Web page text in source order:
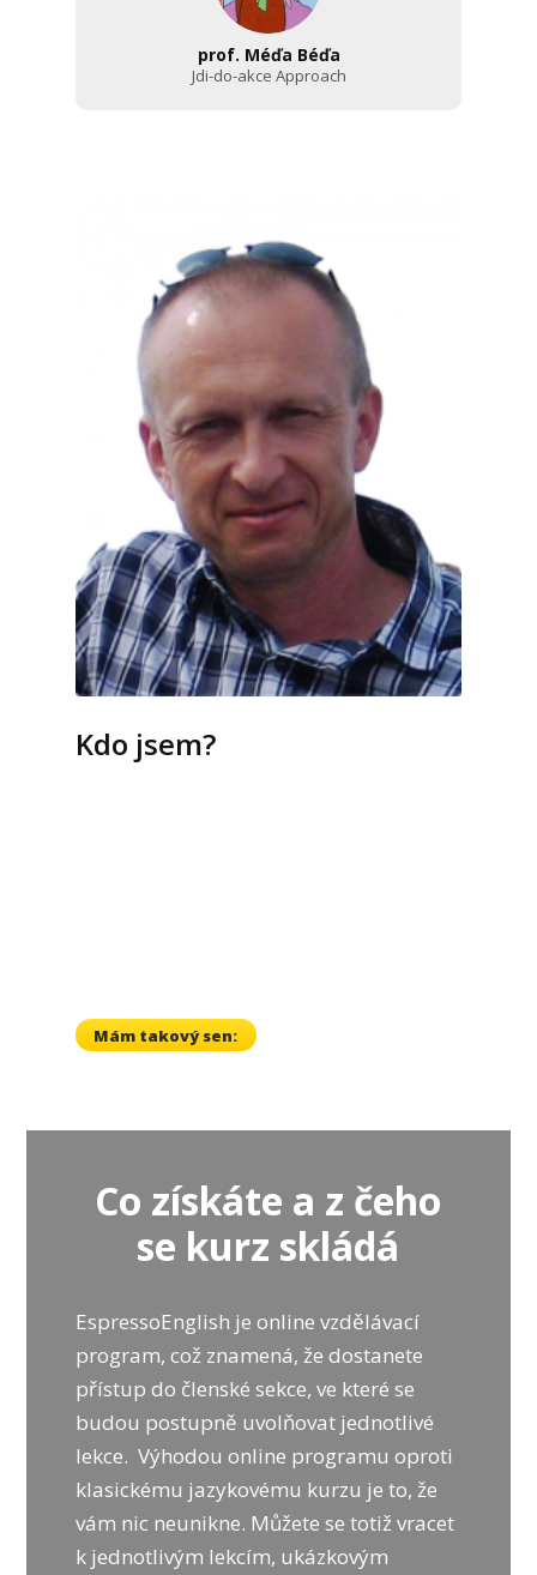
prof. Méďa Béďa
Jdi-do-akce Approach
Kdo jsem?
Mám takový sen:
Co získáte a z čeho
se kurz skládá
EspressoEnglish je online vzdělávací
program, což znamená, že dostanete
přístup do členské sekce, ve které se
budou postupně uvolňovat jednotlivé
lekce. Výhodou online programu oproti
klasickému jazykovému kurzu je to, že
vám nic neunikne. Můžete se totiž vracet
k jednotlivým lekcím, ukázkovým